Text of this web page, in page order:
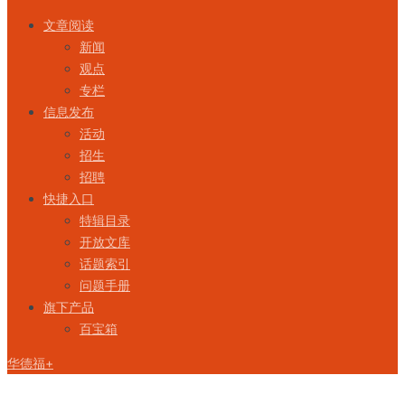
文章阅读
新闻
观点
专栏
信息发布
活动
招生
招聘
快捷入口
特辑目录
开放文库
话题索引
问题手册
旗下产品
百宝箱
华德福+